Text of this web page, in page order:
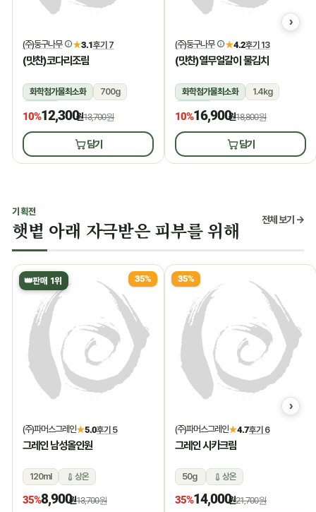
(주)둥구나무 ★3.1후기 7
(맛찬)코다리조림
화학첨가물최소화
700g
냉장
10%12,300원13,700원
담기
(주)둥구나무 ★4.2후기 13
(맛찬)열무얼갈이 물김치
화학첨가물최소화
1.4kg
냉장
10%16,900원18,800원
담기
기획전
햇볕 아래 자극받은 피부를 위해 전체 보기 →
👑판매 1위 35%
(주)파머스그레인★5.0후기 5
그레인 남성올인원
120ml 상온
35%8,900원13,700원
35%
(주)파머스그레인★4.7후기 6
그레인 시카크림
50g 상온
35%14,000원21,700원